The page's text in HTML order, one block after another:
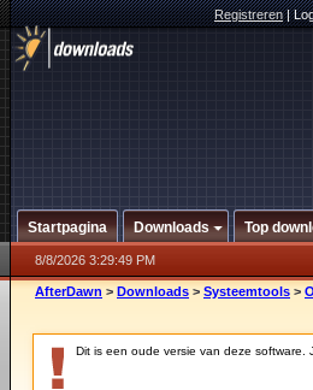
Registreren|
Startpagina Downloads Top
8/8/2026 3:29:49 PM
AfterDawn > Downloads > Systeemtools >
Dit is een oude versie van deze software.